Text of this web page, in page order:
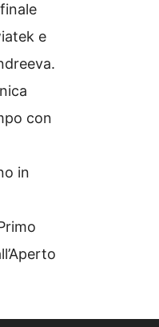
e
con
in